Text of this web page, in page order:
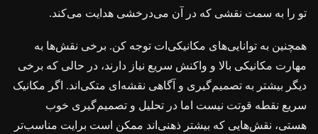
تو را به سمت نقشی که در آن می‌درخشی هدایت می‌کند.
همچنین به توانایی‌های مکانیکی‌ات توجه کن. برخی نقش‌ها به
مهارت مکانیکی بالا و واکنش سریع نیاز دارند، در حالی که برخی
دیگر بیشتر به تصمیم‌گیری و آگاهی نقشه‌ای متکی‌اند. اگر مکانیک
سریع نقطه قوتت نیست اما در تحلیل و تصمیم‌گیری خوب
هستی، نقش‌هایی که بیشتر ذهنی‌اند ممکن است برایت مناسب‌تر